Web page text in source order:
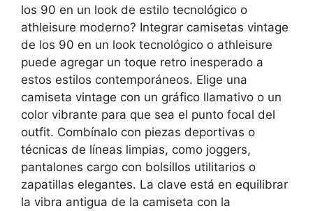
los 90 en un look de estilo tecnológico o
athleisure moderno? Integrar camisetas vintage
de los 90 en un look tecnológico o athleisure
puede agregar un toque retro inesperado a
estos estilos contemporáneos. Elige una
camiseta vintage con un gráfico llamativo o un
color vibrante para que sea el punto focal del
outfit. Combínalo con piezas deportivas o
técnicas de líneas limpias, como joggers,
pantalones cargo con bolsillos utilitarios o
zapatillas elegantes. La clave está en equilibrar
la vibra antigua de la camiseta con la